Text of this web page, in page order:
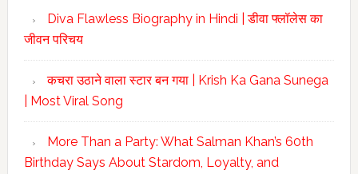
Diva Flawless Biography in Hindi | डीवा फ्लॉलेस का
जीवन परिचय
कचरा उठाने वाला स्टार बन गया | Krish Ka Gana Sunega
| Most Viral Song
More Than a Party: What Salman Khan’s 60th
Birthday Says About Stardom, Loyalty, and